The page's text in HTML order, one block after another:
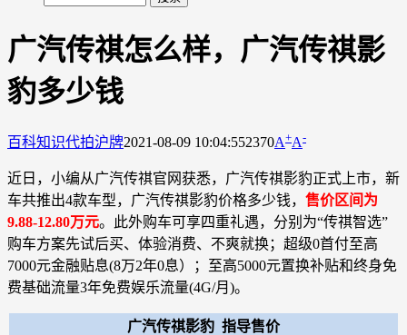
广汽传祺怎么样，广汽传祺影
豹多少钱
百科知识代拍沪牌2021-08-09 10:04:552370A+A-
近日，小编从广汽传祺官网获悉，广汽传祺影豹正式上市，新
车共推出4款车型，广汽传祺影豹价格多少钱， 售价区间为
9.88-12.80万元。此外购车可享四重礼遇，分别为“传祺智选”
购车方案先试后买、体验消费、不爽就换；超级0首付至高
7000元金融贴息(8万2年0息）；至高5000元置换补贴和终身免
费基础流量3年免费娱乐流量(4G/月)。
广汽传祺影豹 指导售价